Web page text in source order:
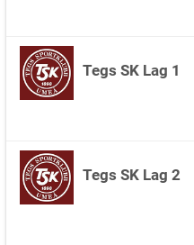
Tegs SK Lag 1
Tegs SK Lag 2